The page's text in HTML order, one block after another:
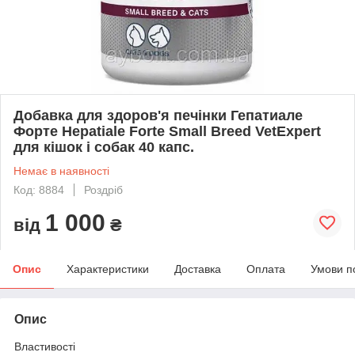
Добавка для здоров'я печінки Гепатиале
Форте Hepatiale Forte Small Breed VetExpert
для кішок і собак 40 капс.
Немає в наявності
Код: 8884
Роздріб
від 1 000 ₴
Опис Характеристики Доставка Оплата Умови
Опис
Властивості